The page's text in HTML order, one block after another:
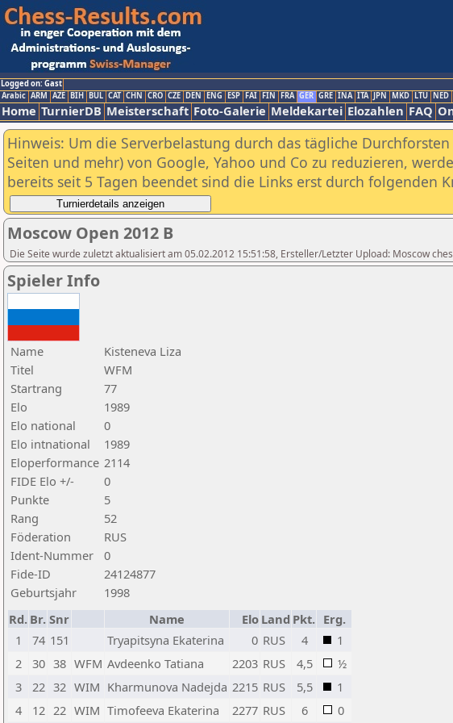
Logged on: Gast
Arabic ARM AZE BIH BUL CAT CHN CRO CZE DEN ENG ESP FAI FIN FRA GER GRE INA ITA JPN MKD LTU NED
Home TurnierDB Meisterschaft Foto-Galerie Meldekartei Elozahlen FAQ
Hinweis: Um die Serverbelastung durch das tägliche
Seiten und mehr) von Google, Yahoo und Co zu reduzieren,
bereits seit 5 Tagen beendet sind die Links erst durch folgenden
Moscow Open 2012 B
Die Seite wurde zuletzt aktualisiert am 05.02.2012 15:51:58, Ersteller/Letzter Upload: Moscow
Spieler Info
Name
Kisteneva Liza
Titel
WFM
Startrang
77
Elo
1989
Elo national
0
Elo intnational
1989
Eloperformance 2114
FIDE Elo +/-
0
Punkte
5
Rang
52
Föderation
RUS
Ident-Nummer
0
Fide-ID
24124877
Geburtsjahr
1998
Rd. Br. Snr Name Elo Land Pkt. Erg.
1
74 151 Tryapitsyna Ekaterina 0 RUS 4
1
2
30 38 WFM Avdeenko Tatiana 2203 RUS 4,5
½
3
22 32 WIM Kharmunova Nadejda 2215 RUS 5,5
1
4
12 22 WIM Timofeeva Ekaterina 2277 RUS 6 0